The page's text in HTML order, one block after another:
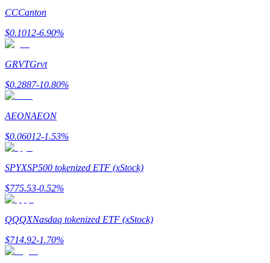
Afiliaci Bitrue
Aż do 65% prowizji!
CCCanton
$0.1012-6.90%
GRVTGrvt
$0.2887-10.80%
AEONAEON
$0.06012-1.53%
SPYXSP500 tokenized ETF (xStock)
$775.53-0.52%
QQQXNasdaq tokenized ETF (xStock)
$714.92-1.70%